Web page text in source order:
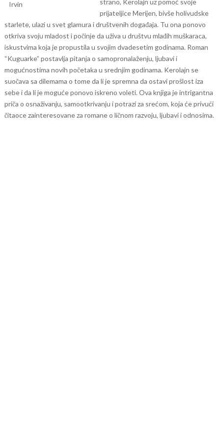
strano, Kerolajn uz pomoć svoje
prijateljice Merijen, bivše holivudske
starlete, ulazi u svet glamura i društvenih događaja. Tu ona ponovo
otkriva svoju mladost i počinje da uživa u društvu mlađih muškaraca,
iskustvima koja je propustila u svojim dvadesetim godinama. Roman
“Kuguarke” postavlja pitanja o samopronalaženju, ljubavi i
mogućnostima novih početaka u srednjim godinama. Kerolajn se
suočava sa dilemama o tome da li je spremna da ostavi prošlost iza
sebe i da li je moguće ponovo iskreno voleti. Ova knjiga je intrigantna
priča o osnaživanju, samootkrivanju i potrazi za srećom, koja će privući
čitaoce zainteresovane za romane o ličnom razvoju, ljubavi i odnosima.